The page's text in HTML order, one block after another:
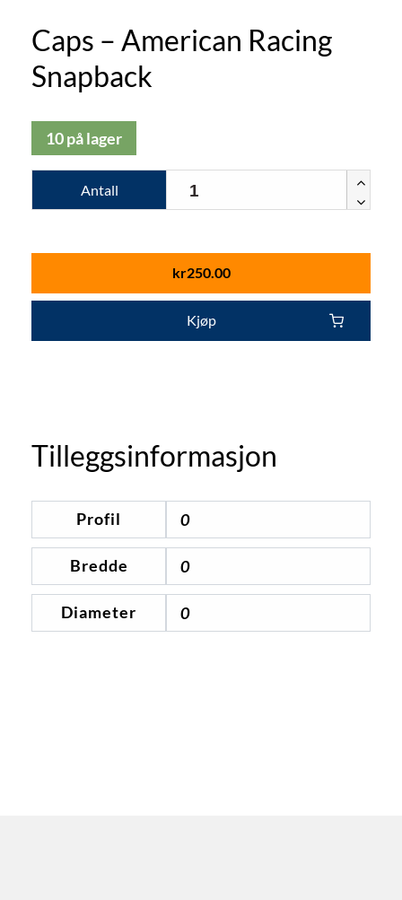
Caps – American Racing
Snapback
10 på lager
Antall
kr250.00
Kjøp
Tilleggsinformasjon
Profil 0
Bredde 0
Diameter 0